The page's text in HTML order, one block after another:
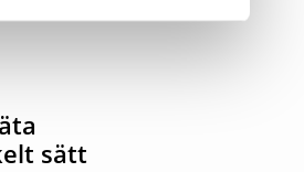
sätt